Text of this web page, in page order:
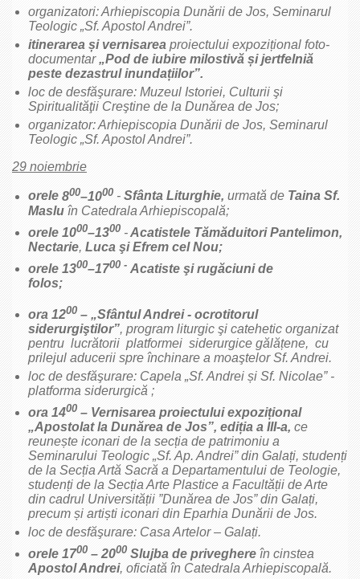
organizatori: Arhiepiscopia Dunării de Jos, Seminarul
Teologic „Sf. Apostol Andrei”.
itinerarea și vernisarea proiectului expozițional foto-
documentar„Pod de iubire milostivă și jertfelniă
peste dezastrul inundațiilor”.
loc de desfăşurare: Muzeul Istoriei, Culturii şi
Spiritualităţii Creştine de la Dunărea de Jos;
organizator: Arhiepiscopia Dunării de Jos, Seminarul
Teologic „Sf. Apostol Andrei”.
29 noiembrie
orele 800–1000 - Sfânta Liturghie, urmată de Taina Sf.
Maslu în Catedrala Arhiepiscopală;
orele 1000–1300 -Acatistele Tămăduitori Pantelimon,
Nectarie, Luca şi Efrem cel Nou;
orele 1300–1700 - Acatiste şi rugăciuni de
folos;
ora 1200 – „Sfântul Andrei - ocrotitorul
siderurgiştilor”, program liturgic şi catehetic organizat
pentru lucrătorii platformei siderurgice gălățene, cu
prilejul aducerii spre închinare a moaştelor Sf. Andrei.
loc de desfăşurare: Capela „Sf. Andrei și Sf. Nicolae” -
platforma siderurgică ;
ora 1400 – Vernisarea proiectului expozițional
„Apostolat la Dunărea de Jos”, ediția a III-a, ce
reunește iconari de la secția de patrimoniu a
Seminarului Teologic „Sf. Ap. Andrei” din Galați, studenți
de la Secția Artă Sacră a Departamentului de Teologie,
studenți de la Secția Arte Plastice a Facultății de Arte
din cadrul Universității ”Dunărea de Jos” din Galați,
precum și artiști iconari din Eparhia Dunării de Jos.
loc de desfăşurare: Casa Artelor – Galați.
orele 1700 – 2000 Slujba de priveghere în cinstea
Apostol Andrei, oficiată în Catedrala Arhiepiscopală.